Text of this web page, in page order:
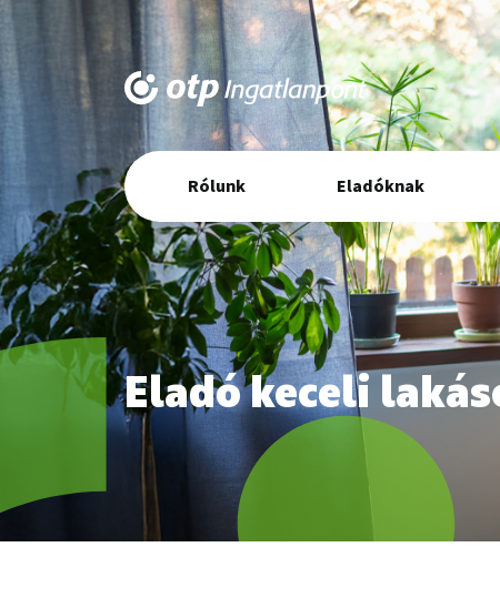
Elsődleges
navigáció
Rólunk Eladóknak
Eladó keceli